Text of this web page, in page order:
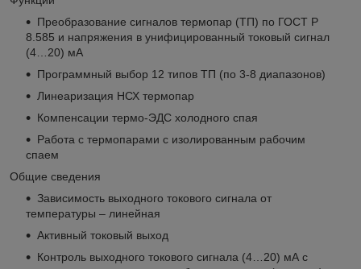
Преобразование сигналов термопар (ТП) по ГОСТ Р
8.585 и напряжения в унифицированный токовый сигнал
(4…20) мА
Программный выбор 12 типов ТП (по 3-8 диапазонов)
Линеаризация НСХ термопар
Компенсации термо-ЭДС холодного спая
Работа с термопарами с изолированным рабочим
спаем
Общие сведения
Зависимость выходного токового сигнала от
температуры – линейная
Активный токовый выход
Контроль выходного токового сигнала (4…20) мА с